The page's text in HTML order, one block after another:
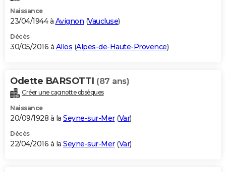
Naissance
23/04/1944 à Avignon (Vaucluse)
Décès
30/05/2016 à Allos (Alpes-de-Haute-Provence)
Odette BARSOTTI (87 ans)
Créer une cagnotte obsèques
Naissance
20/09/1928 à la Seyne-sur-Mer(Var)
Décès
22/04/2016 à la Seyne-sur-Mer(Var)